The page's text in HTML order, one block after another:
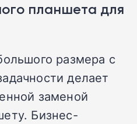
планшета для
размера с
делает
заменой
Бизнес-